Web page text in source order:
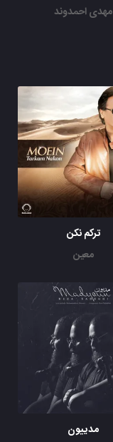
مهدی احمدوند
ترکم نکن
معین
مدییون